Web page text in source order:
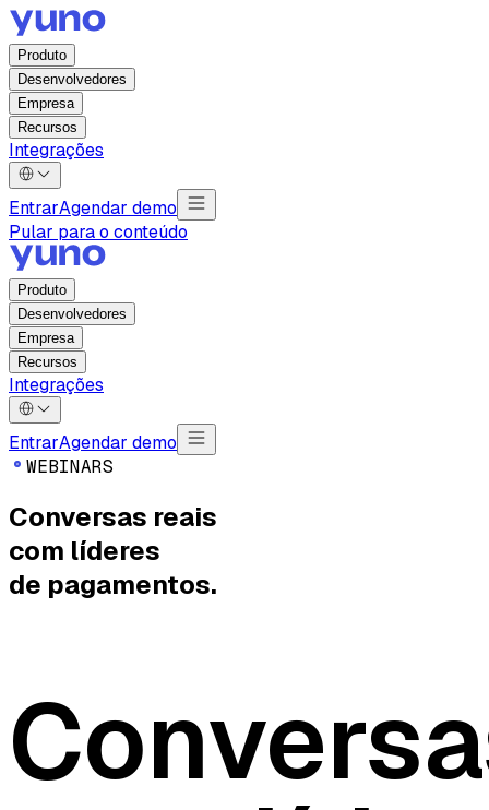
Produto
Desenvolvedores
Empresa
Recursos
Integrações
EntrarAgendar demo
Pular para o conteúdo
Produto
Desenvolvedores
Empresa
Recursos
Integrações
EntrarAgendar demo
WEBINARS
Conversas reais
com líderes
de pagamentos.